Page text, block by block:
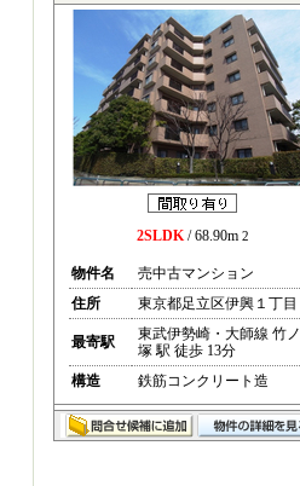
2SLDK/ 68.90m 2
物件名
売中古マンション
住所
東京都足立区伊興１丁目
最寄駅
東武伊勢崎・大師線 竹ノ
塚 駅 徒歩 13分
構造
鉄筋コンクリート造